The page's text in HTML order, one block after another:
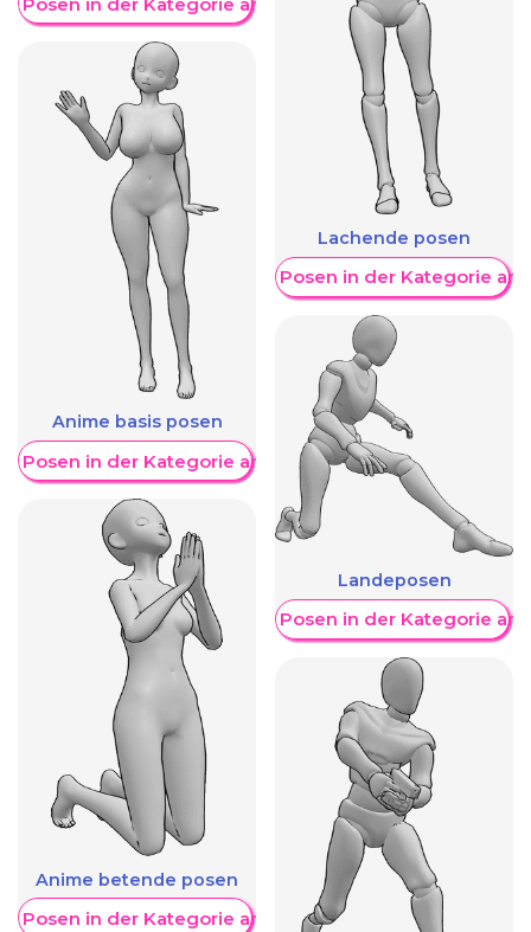
Anime basis posen
Posen in der Kategorie anzeigen
Anime betende posen
Posen in der Kategorie anzeigen
Lachende posen
Weitere Posen in der Kategorie
Landeposen
Weitere Posen in der Kategorie